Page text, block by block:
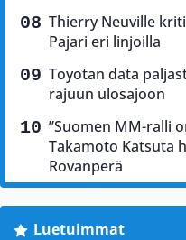
Thierry Neuville
Pajari eri linjoilla
Toyotan data
rajuun ulosajoon
”Suomen MM-ralli
Takamoto Katsuta
Rovanperä
Luetuimmat